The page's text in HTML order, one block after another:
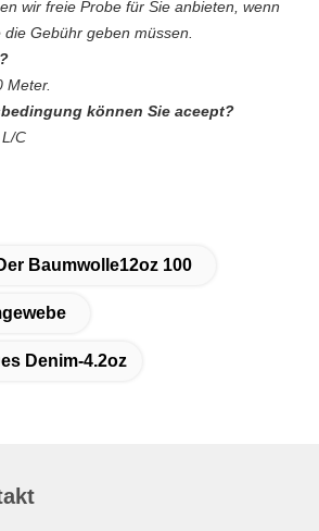
wir freie Probe für Sie anbieten, wenn
Gebühr geben müssen.
Meter.
können Sie aceept?
C
Baumwolle12oz 100
Denim-4.2oz